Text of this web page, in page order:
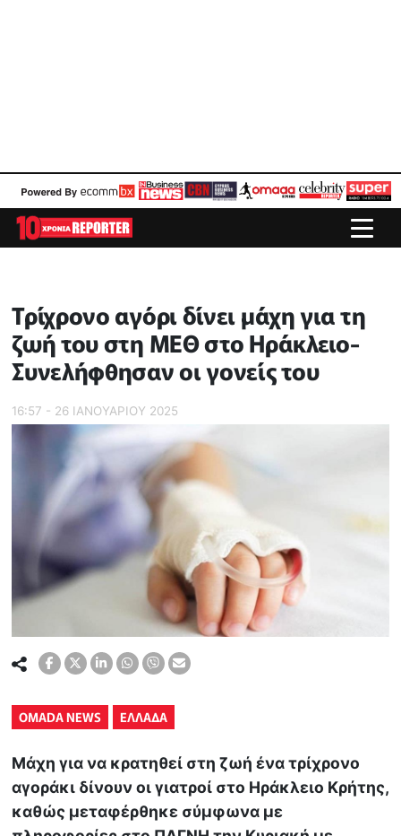
Τρίχρονο αγόρι δίνει μάχη για τη
ζωή του στη ΜΕΘ στο Ηράκλειο-
Συνελήφθησαν οι γονείς του
16:57 - 26 ΙΑΝΟΥΑΡΙΟΥ 2025
OMADA NEWS ΕΛΛΑΔΑ
Μάχη για να κρατηθεί στη ζωή ένα τρίχρονο
αγοράκι δίνουν οι γιατροί στο Ηράκλειο Κρήτης,
καθώς μεταφέρθηκε σύμφωνα με